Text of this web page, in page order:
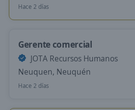
Hace 2 días
Gerente comercial
JOTA Recursos Humanos
Neuquen, Neuquén
Hace 2 días